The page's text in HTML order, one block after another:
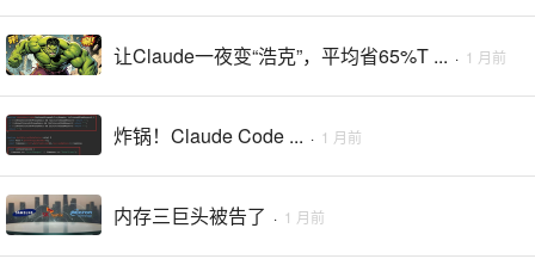
让Claude一夜变“浩克”，平均省65%T ... · 1 月前
炸锅！Claude Code ... · 1 月前
内存三巨头被告了 · 1 月前